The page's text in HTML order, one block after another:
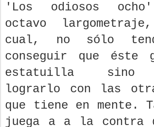
'Los odiosos
octavo
cual, no sólo
conseguir que éste
estatuilla sino
lograrlo con las
que tiene en mente.
juega a a la contra